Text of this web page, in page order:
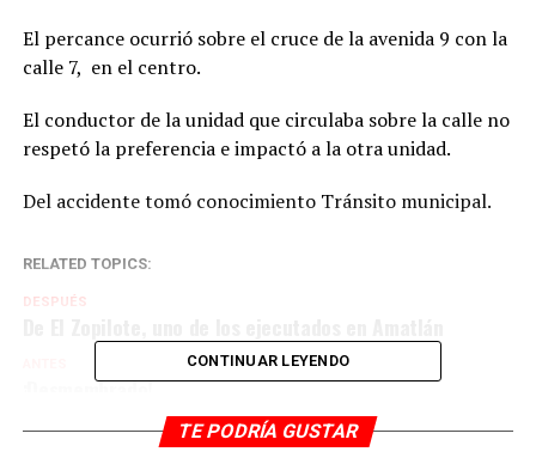
El percance ocurrió sobre el cruce de la avenida 9 con la
calle 7, en el centro.
El conductor de la unidad que circulaba sobre la calle no
respetó la preferencia e impactó a la otra unidad.
Del accidente tomó conocimiento Tránsito municipal.
RELATED TOPICS:
DESPUÉS
¡Desmembrado!
CONTINUAR LEYENDO
TE PODRÍA GUSTAR